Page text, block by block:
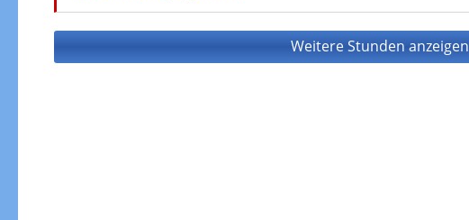
Weitere Stunden anzeigen